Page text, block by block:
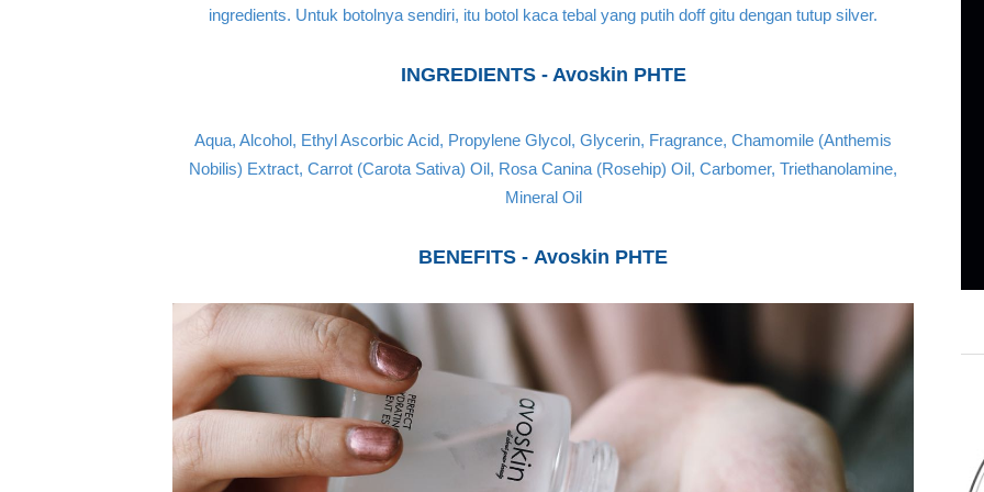
ingredients. Untuk botolnya sendiri, itu botol kaca tebal yang putih doff gitu dengan tutup silver.
INGREDIENTS - Avoskin PHTE
Aqua, Alcohol, Ethyl Ascorbic Acid, Propylene Glycol, Glycerin, Fragrance, Chamomile (Anthemis
Nobilis) Extract, Carrot (Carota Sativa) Oil, Rosa Canina (Rosehip) Oil, Carbomer, Triethanolamine,
Mineral Oil
BENEFITS - Avoskin PHTE